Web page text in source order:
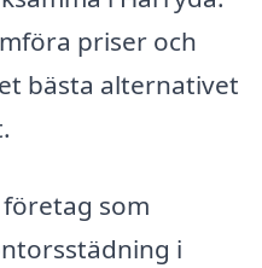
priser och
bästa alternativet
som
i